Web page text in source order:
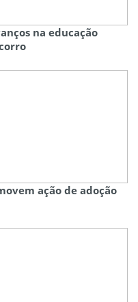
na educação
ação de adoção